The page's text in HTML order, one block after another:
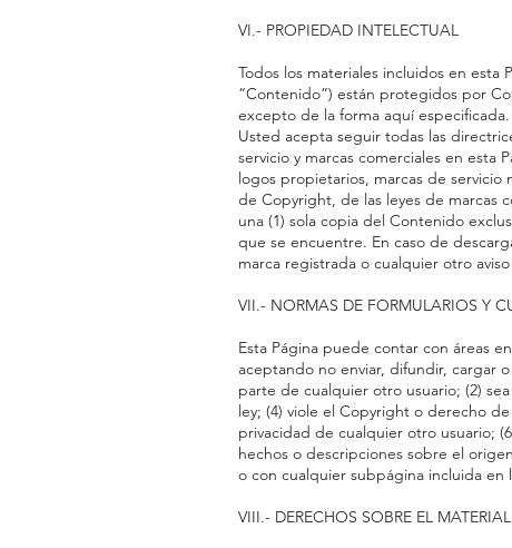
VI.- PROPIEDAD INTELECTUAL
Todos los materiales incluidos en esta
“Contenido”) están protegidos por
excepto de la forma aquí especificada.
Usted acepta seguir todas las
servicio y marcas comerciales en esta
logos propietarios, marcas de
de Copyright, de las leyes de marcas
una (1) sola copia del Contenido
que se encuentre. En caso de
marca registrada o cualquier otro
VII.- NORMAS DE FORMULARIOS Y
Esta Página puede contar con áreas
aceptando no enviar, difundir, cargar
parte de cualquier otro usuario; (2)
ley; (4) viole el Copyright o derecho
privacidad de cualquier otro usuario;
hechos o descripciones sobre el
o con cualquier subpágina incluida en
VIII.- DERECHOS SOBRE EL